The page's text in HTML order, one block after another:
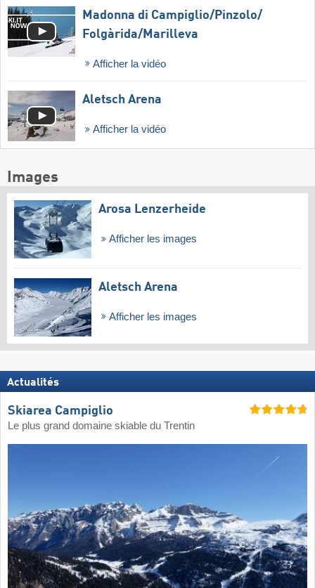
Madonna di Campiglio/​Pinzolo/​
Folgàrida/​Marilleva
Afficher la vidéo
Aletsch Arena
Afficher la vidéo
Images
Arosa Lenzerheide
Afficher les images
Aletsch Arena
Afficher les images
Actualités
Skiarea Campiglio
Le plus grand domaine skiable du Trentin